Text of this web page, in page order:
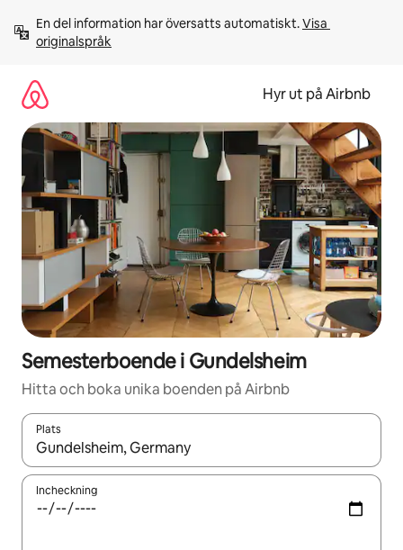
innehåll
En del information har översatts automatiskt. Visa
originalspråk
Hyr ut på Airbnb
Semesterboende i Gundelsheim
Hitta och boka unika boenden på Airbnb
Plats
När resultaten är tillgängliga kan du navigera med upp- och
Incheckning